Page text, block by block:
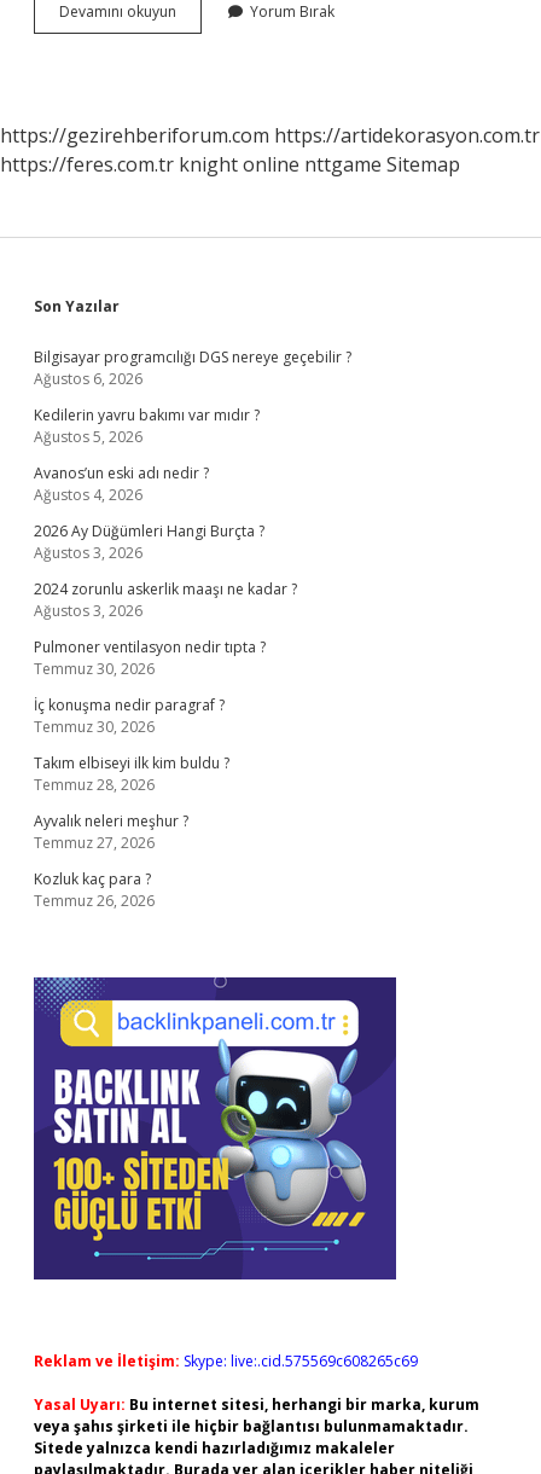
Devamını okuyun
14
Kadar
Yorum Bırak
https://gezirehberiforum.com https://artidekorasyon.com.tr
https://feres.com.tr knight online nttgame Sitemap
Sidebar
Son Yazılar
Bilgisayar programcılığı DGS nereye geçebilir ?
Ağustos 6, 2026
Kedilerin yavru bakımı var mıdır ?
Ağustos 5, 2026
Avanos’un eski adı nedir ?
Ağustos 4, 2026
2026 Ay Düğümleri Hangi Burçta ?
Ağustos 3, 2026
2024 zorunlu askerlik maaşı ne kadar ?
Ağustos 3, 2026
Pulmoner ventilasyon nedir tıpta ?
Temmuz 30, 2026
İç konuşma nedir paragraf ?
Temmuz 30, 2026
Takım elbiseyi ilk kim buldu ?
Temmuz 28, 2026
Ayvalık neleri meşhur ?
Temmuz 27, 2026
Kozluk kaç para ?
Temmuz 26, 2026
Reklam ve İletişim: Skype: live:.cid.575569c608265c69
Yasal Uyarı: Bu internet sitesi, herhangi bir marka, kurum
veya şahıs şirketi ile hiçbir bağlantısı bulunmamaktadır.
Sitede yalnızca kendi hazırladığımız makaleler
paylaşılmaktadır. Burada yer alan içerikler haber niteliği